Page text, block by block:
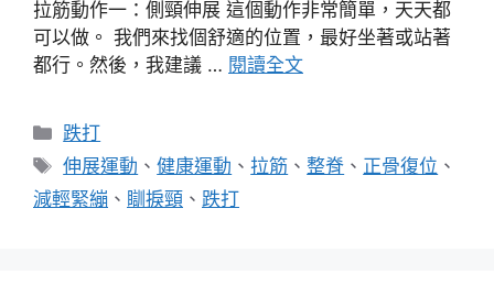
拉筋動作一：側頸伸展 這個動作非常簡單，天天都
可以做。 我們來找個舒適的位置，最好坐著或站著
都行。然後，我建議 … 閱讀全文
分
類
跌打
標
籤
伸展運動 、健康運動 、 拉筋 、整脊 、 正骨復位 、
減輕緊繃 、 瞓捩頸 、 跌打